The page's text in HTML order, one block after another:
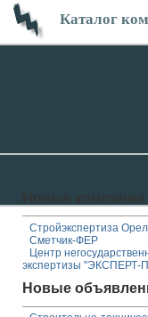
Каталог
Стройэкспертиза Орел
Сметчик-ФЕР
Центр
экспертизы "ЭКСПЕРТ-
Новые